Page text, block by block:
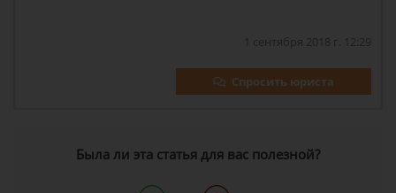
1 сентября 2018 г. 12:29
Спросить юриста
Была ли эта статья для вас полезной?